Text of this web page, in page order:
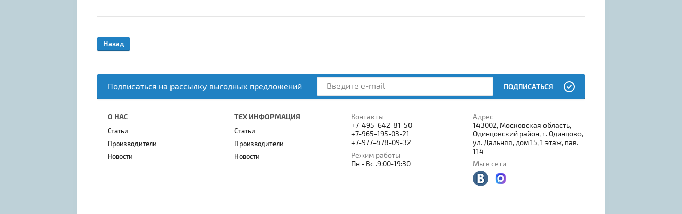
Назад
Подписаться на рассылку выгодных предложений ПОДПИСАТЬСЯ
О НАС
Статьи
Производители
Новости
ТЕХ ИНФОРМАЦИЯ
Статьи
Производители
Новости
Контакты
+7-495-642-81-50
+7-965-195-03-21
+7-977-478-09-32
Режим работы
Пн - Вс .9:00-19:30
Адрес
143002, Московская область,
Одинцовский район, г. Одинцово,
ул. Дальняя, дом 15, 1 этаж, пав.
114
Мы в сети